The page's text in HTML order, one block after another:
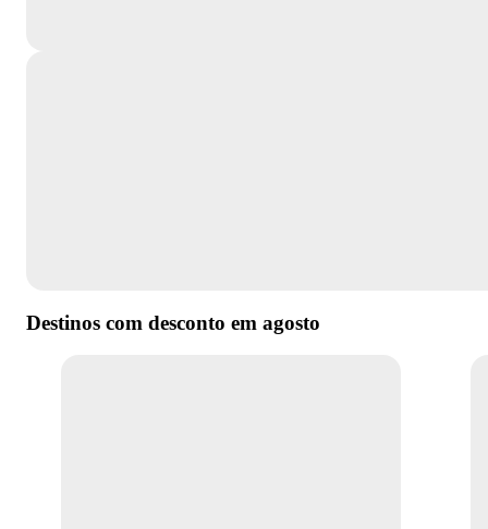
Destinos com desconto em agosto